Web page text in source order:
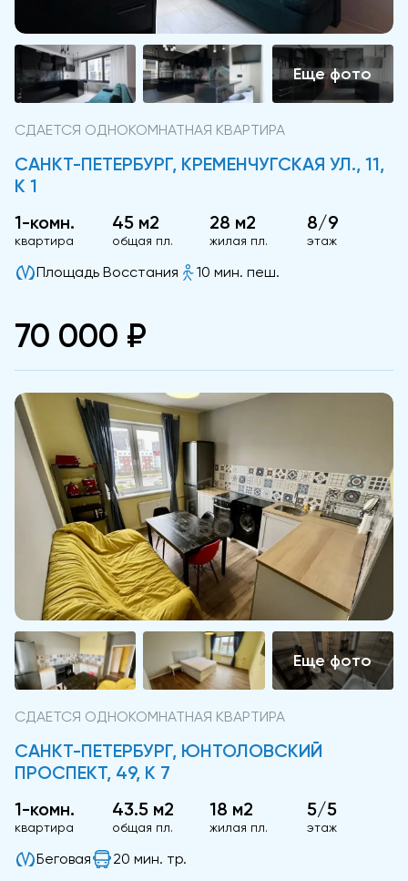
СДАЕТСЯ ОДНОКОМНАТНАЯ КВАРТИРА
САНКТ-ПЕТЕРБУРГ, КРЕМЕНЧУГСКАЯ УЛ., 11,
К 1
1-комн.
квартира
45 м2
общая пл.
28 м2
жилая пл.
8/9
этаж
Площадь Восстания 10 мин. пеш.
70 000 ₽
СДАЕТСЯ ОДНОКОМНАТНАЯ КВАРТИРА
САНКТ-ПЕТЕРБУРГ, ЮНТОЛОВСКИЙ
ПРОСПЕКТ, 49, К 7
1-комн.
квартира
43.5 м2
общая пл.
18 м2
жилая пл.
5/5
этаж
Беговая 20 мин. тр.